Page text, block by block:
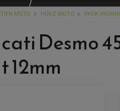
MOTO HUILE MOTO PACK
Desmo
12mm